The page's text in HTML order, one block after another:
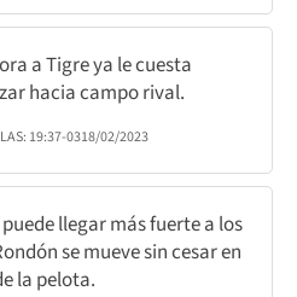
a Tigre ya le cuesta
hacia campo rival.
19:37-0318/02/2023
puede llegar más fuerte a los
se mueve sin cesar en
la pelota.